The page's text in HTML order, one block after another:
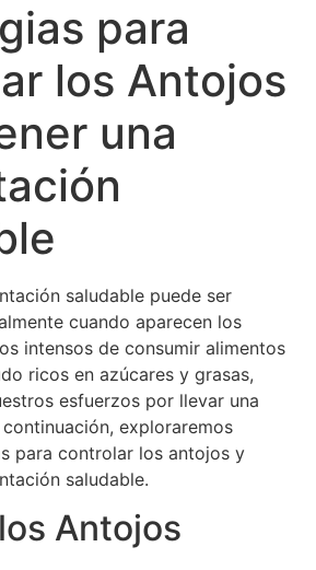
para
los Antojos
una
saludable puede ser
cuando aparecen los
intensos de consumir alimentos
ricos en azúcares y grasas,
esfuerzos por llevar una
exploraremos
para controlar los antojos y
saludable.
Antojos